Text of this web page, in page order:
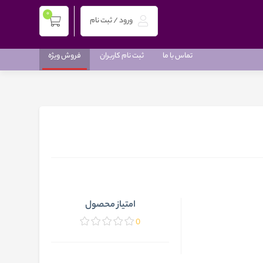
ورود / ثبت نام
0
تماس با ما ثبت نام کاربران فروش ویژه
امتیاز محصول
0